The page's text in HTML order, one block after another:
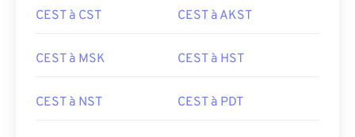
CEST à CST CEST à AKST
CEST à MSK CEST à HST
CEST à NST CEST à PDT